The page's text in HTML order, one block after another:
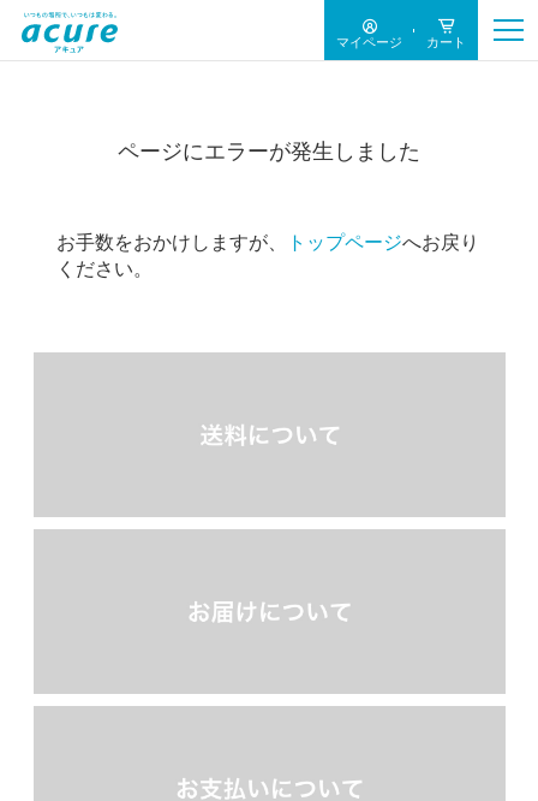
マイページ カート
ページにエラーが発生しました
お手数をおかけしますが、 トップページへお戻り
ください。